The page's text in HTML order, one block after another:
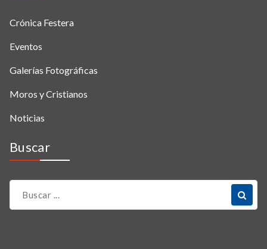
Crónica Festera
Eventos
Galerías Fotográficas
Moros y Cristianos
Noticias
Buscar